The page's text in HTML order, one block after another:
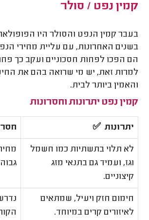
קמין נפט / סולר
בעבר קמין הנפט והסולר היו
בשנים האחרונות, עם עליית מחירי
הם הפכו לפחות חסכוניים ועקב כך
למרות זאת, יש מי שרואה בהם את
והאמין ביותר לבית.
קמין נפט יתרונות וחסרונות
יתרונות ✅
לא תלוי בתשתיות כמו חשמל
וגז, ועמיד גם בתנאי מזג
קיצוניים.
חימום חזק ויעיל, שמתאים
לאיזורים קרים במיוחד.